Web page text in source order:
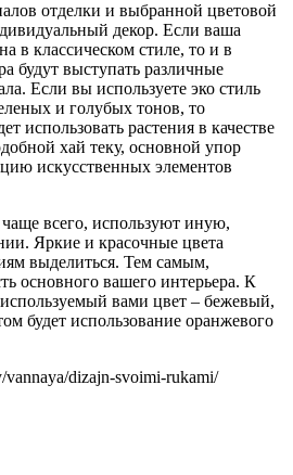
отделки и выбранной цветовой
декор. Если ваша
в классическом стиле, то и в
будут выступать различные
Если вы используете эко стиль
и голубых тонов, то
использовать растения в качестве
хай теку, основной упор
искусственных элементов
всего, используют иную,
Яркие и красочные цвета
выделиться. Тем самым,
основного вашего интерьера. К
вами цвет – бежевый,
будет использование оранжевого
dizajn-svoimi-rukami/